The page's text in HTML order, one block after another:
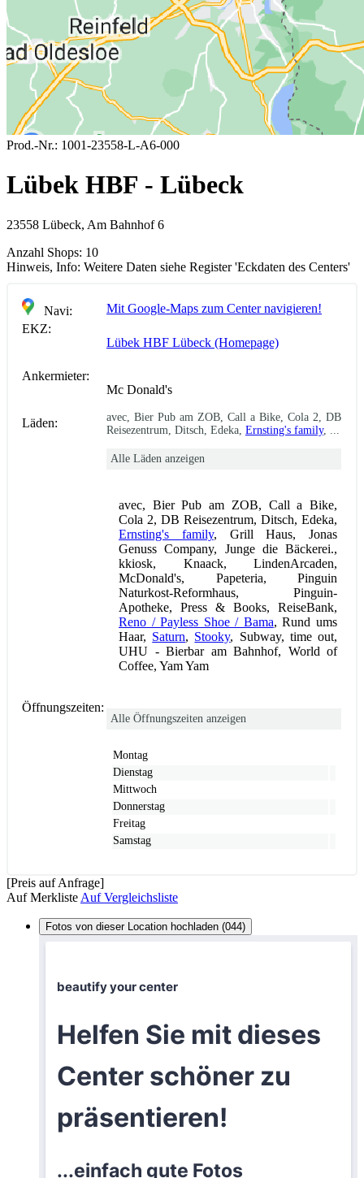
Prod.-Nr.: 1001-23558-L-A6-000
Lübek HBF - Lübeck
23558 Lübeck, Am Bahnhof 6
Anzahl Shops: 10
Hinweis, Info: Weitere Daten siehe Register 'Eckdaten des Centers'
Navi:
Mit Google-Maps zum Center navigieren!
EKZ:
Lübek HBF Lübeck (Homepage)
Ankermieter:
Mc Donald's
Läden:
avec, Bier Pub am ZOB, Call a Bike, Cola 2, DB
Reisezentrum, Ditsch, Edeka, Ernsting's family, ...
Alle Läden anzeigen
avec, Bier Pub am ZOB, Call a Bike,
Cola 2, DB Reisezentrum, Ditsch, Edeka,
Ernsting's family, Grill Haus, Jonas
Genuss Company, Junge die Bäckerei.,
kkiosk, Knaack, LindenArcaden,
McDonald's, Papeteria, Pinguin
Naturkost-Reformhaus, Pinguin-
Apotheke, Press & Books, ReiseBank,
Reno / Payless Shoe / Bama, Rund ums
Haar, Saturn, Stooky, Subway, time out,
UHU - Bierbar am Bahnhof, World of
Coffee, Yam Yam
Öffnungszeiten:
Alle Öffnungszeiten anzeigen
Montag
Dienstag
Mittwoch
Donnerstag
Freitag
Samstag
[Preis auf Anfrage]
Auf Merkliste Auf Vergleichsliste
Fotos von dieser Location hochladen (044)